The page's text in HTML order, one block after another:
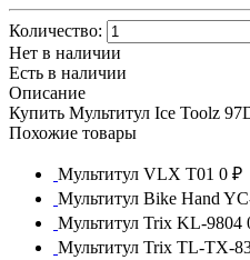
Количество:
Нет в наличии
Есть в наличии
Описание
Купить Мультитул Ice Toolz
Похожие товары
Мультитул VLX T01 0 ₽
Мультитул Bike Hand
Мультитул Trix KL-9804
Мультитул Trix TL-TX-